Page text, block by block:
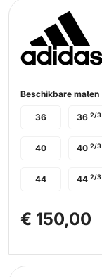
Beschikbare maten
36 36 2/3
40 40 2/3
44 44 2/3
€ 150,00